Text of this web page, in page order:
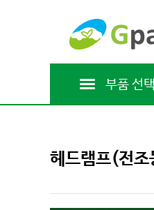
부품 선택
헤드램프(전